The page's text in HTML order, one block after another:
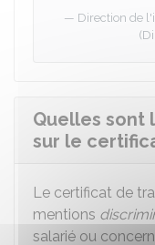
Direction de
Quelles sont
sur le
Le certificat de
mentions
salarié ou